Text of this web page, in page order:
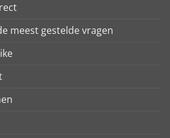
meest gestelde vragen